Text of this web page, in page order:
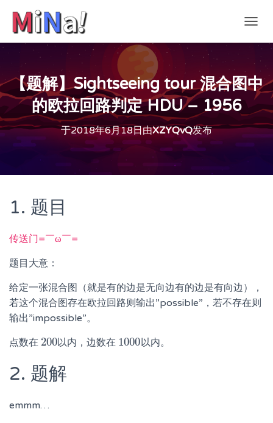
换
航
【题解】Sightseeing tour 混合图中
的欧拉回路判定 HDU – 1956
于2018年6月18日由XZYQvQ发布
1. 题目
传送门=￣ω￣=
题目大意：
给定一张混合图（就是有的边是无向边有的边是有向边），
若这个混合图存在欧拉回路则输出”possible”，若不存在则
输出”impossible”。
点数在 200
200以内，边数在 1000
1000以内。
2. 题解
emmm…